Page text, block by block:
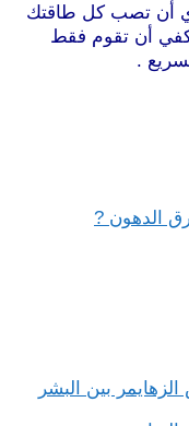
أن تصب كل طاقتك
أن تقوم فقط
.
الدهون ?
بين البشر